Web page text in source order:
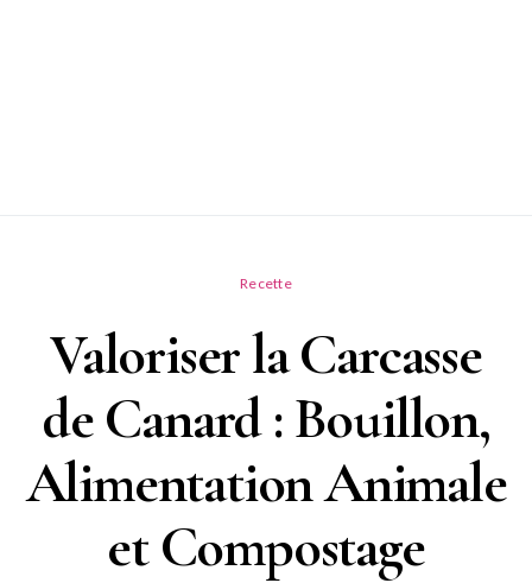
Recette
Valoriser la Carcasse
de Canard : Bouillon,
Alimentation Animale
et Compostage